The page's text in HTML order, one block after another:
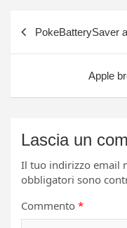
PokeBatterySaver
Apple
Lascia un
Il tuo indirizzo email
obbligatori sono
Commento *